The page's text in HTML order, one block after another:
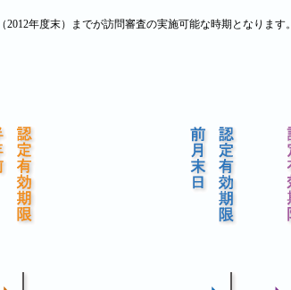
年度末）までが訪問審査の実施可能な時期となります。